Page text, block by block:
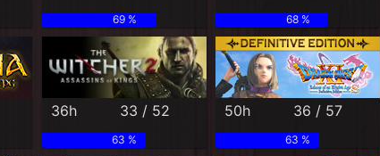
69 % 68 %
36h 33 / 52
63 %
50h 36 / 57
63 %